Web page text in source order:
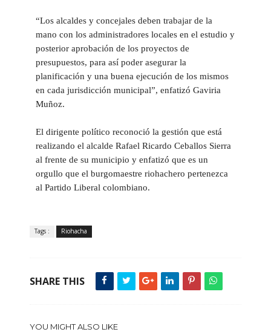
“Los alcaldes y concejales deben trabajar de la
mano con los administradores locales en el estudio y
posterior aprobación de los proyectos de
presupuestos, para así poder asegurar la
planificación y una buena ejecución de los mismos
en cada jurisdicción municipal”, enfatizó Gaviria
Muñoz.
El dirigente político reconoció la gestión que está
realizando el alcalde Rafael Ricardo Ceballos Sierra
al frente de su municipio y enfatizó que es un
orgullo que el burgomaestre riohachero pertenezca
al Partido Liberal colombiano.
Tags : Riohacha
SHARE THIS
YOU MIGHT ALSO LIKE